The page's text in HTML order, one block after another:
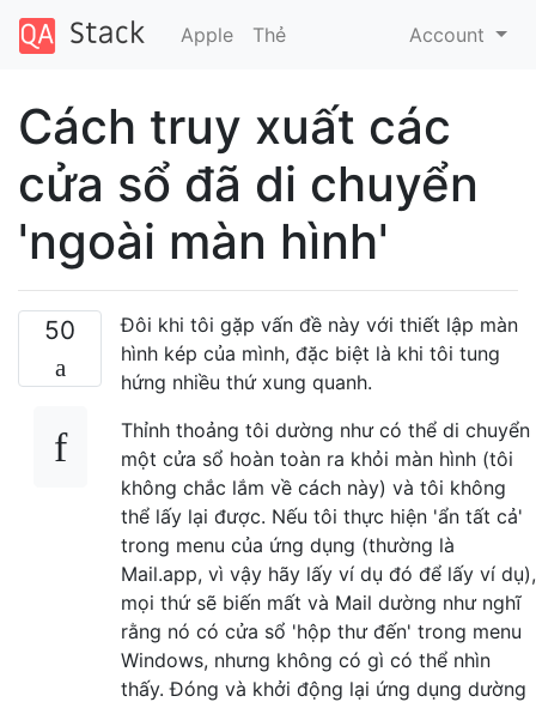
Apple Thẻ Account
Cách truy xuất các
cửa sổ đã di chuyển
'ngoài màn hình'
50
Đôi khi tôi gặp vấn đề này với thiết lập màn
hình kép của mình, đặc biệt là khi tôi tung
hứng nhiều thứ xung quanh.
Thỉnh thoảng tôi dường như có thể di chuyển
một cửa sổ hoàn toàn ra khỏi màn hình (tôi
không chắc lắm về cách này) và tôi không
thể lấy lại được. Nếu tôi thực hiện 'ẩn tất cả'
trong menu của ứng dụng (thường là
Mail.app, vì vậy hãy lấy ví dụ đó để lấy ví dụ),
mọi thứ sẽ biến mất và Mail dường như nghĩ
rằng nó có cửa sổ 'hộp thư đến' trong menu
Windows, nhưng không có gì có thể nhìn
thấy. Đóng và khởi động lại ứng dụng dường